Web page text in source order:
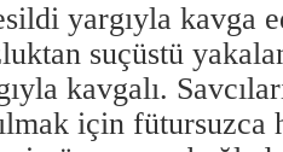
yargıyla kavga
suçüstü
kavgalı.
için fütursuzca